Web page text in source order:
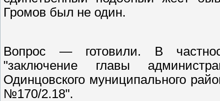
Громов был не один.
Вопрос — готовили. В
"заключение главы
Одинцовского муниципального
№170/2.18".